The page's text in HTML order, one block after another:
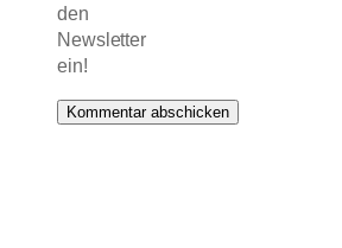
den
Newsletter
ein!